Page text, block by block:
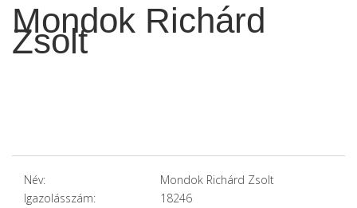
Mondok Richárd
Zsolt
Név:
Mondok Richárd Zsolt
Igazolásszám:
18246